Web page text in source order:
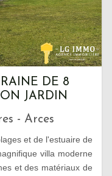
DE 8
JARDIN
- Arces
et de l'estuaire de
villa moderne
et des matériaux de